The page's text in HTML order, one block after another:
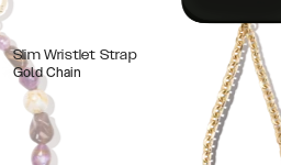
Slim Wristlet Strap
Gold Chain